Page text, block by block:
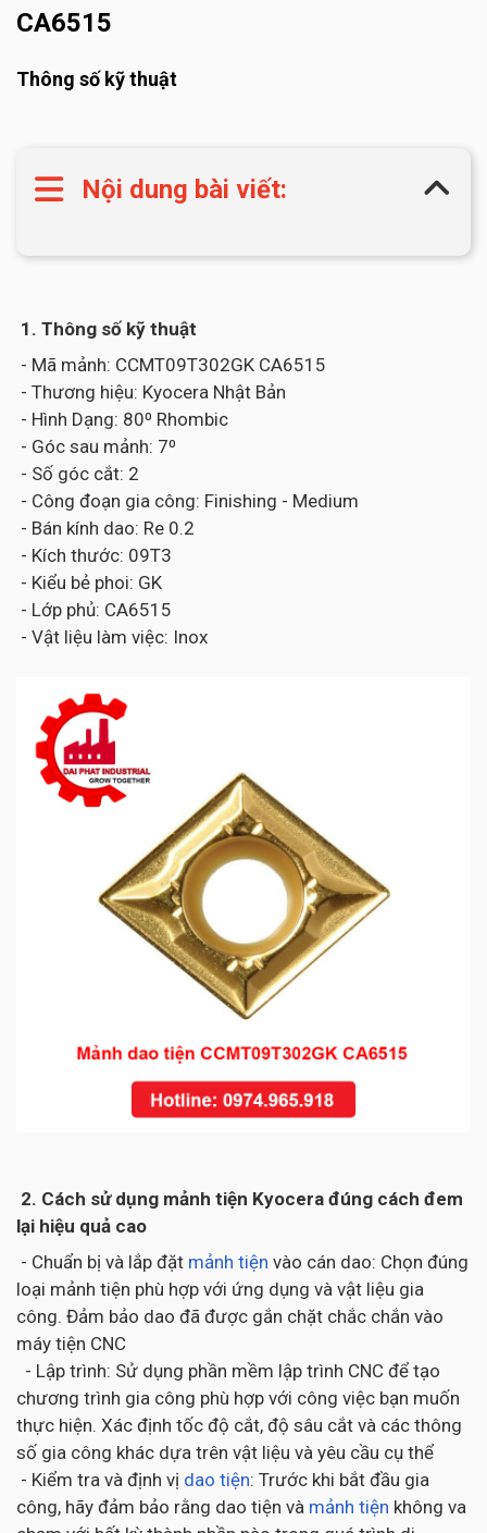
CA6515
Thông số kỹ thuật
Nội dung bài viết:
1. Thông số kỹ thuật
- Mã mảnh: CCMT09T302GK CA6515
- Thương hiệu: Kyocera Nhật Bản
- Hình Dạng: 80⁰ Rhombic
- Góc sau mảnh: 7⁰
- Số góc cắt: 2
- Công đoạn gia công: Finishing - Medium
- Bán kính dao: Re 0.2
- Kích thước: 09T3
- Kiểu bẻ phoi: GK
- Lớp phủ: CA6515
- Vật liệu làm việc: Inox
2. Cách sử dụng mảnh tiện Kyocera đúng cách đem
lại hiệu quả cao
- Chuẩn bị và lắp đặt mảnh tiện vào cán dao: Chọn đúng
loại mảnh tiện phù hợp với ứng dụng và vật liệu gia
công. Đảm bảo dao đã được gắn chặt chắc chắn vào
máy tiện CNC
- Lập trình: Sử dụng phần mềm lập trình CNC để tạo
chương trình gia công phù hợp với công việc bạn muốn
thực hiện. Xác định tốc độ cắt, độ sâu cắt và các thông
số gia công khác dựa trên vật liệu và yêu cầu cụ thể
- Kiểm tra và định vị dao tiện: Trước khi bắt đầu gia
công, hãy đảm bảo rằng dao tiện và mảnh tiện không va